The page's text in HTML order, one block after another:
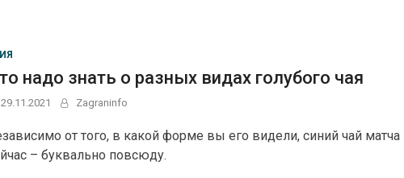
надо знать о разных видах голубого чая
29.11.2021 Zagraninfo
от того, в какой форме вы его видели, синий чай матча
– буквально повсюду.